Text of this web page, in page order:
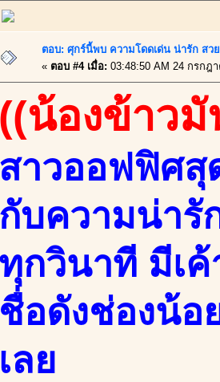
ตอบ: ศุกร์นี้พบ ความโดดเด่น น่ารัก สว
« ตอบ #4 เมื่อ: 03:48:50 AM 24 กรกฎ
((น้องข้าวมั
สาวออฟฟิศสุ
กับความน่ารั
ทุกวินาที มีเ
ชื่อดังช่องน้อ
เลย